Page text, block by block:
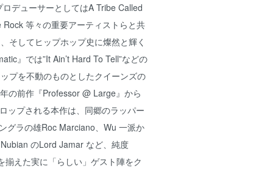
デューサーとしてはA Tribe Called
等々の重要アーティストらと共
そしてヒップホップ史に燦然と輝く
』では”It Ain’t Hard To Tell”などの
プを不動のものとしたクイーンズの
の前作『Professor @ Large』から
ップされる本作は、同郷のラッパー
グラの雄Roc Marciano、Wu 一派か
のLord Jamar など、純度
揃えた実に「らしい」ゲスト陣をク